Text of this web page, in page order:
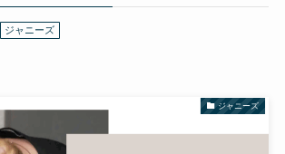
ジャニーズ
ジャニーズ